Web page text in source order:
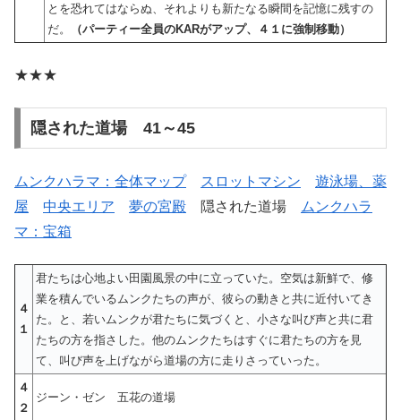
とを恐れてはならぬ、それよりも新たなる瞬間を記憶に残すの
だ。
（パーティー全員のKARがアップ、４１に強制移動）
★★★
隠された道場 41～45
ムンクハラマ：全体マップ スロットマシン
遊泳場、薬
屋
中央エリア 夢の宮殿 隠された道場
ムンクハラ
マ：宝箱
４
１
君たちは心地よい田園風景の中に立っていた。空気は新鮮で、修
業を積んでいるムンクたちの声が、彼らの動きと共に近付いてき
た。と、若いムンクが君たちに気づくと、小さな叫び声と共に君
たちの方を指さした。他のムンクたちはすぐに君たちの方を見
て、叫び声を上げながら道場の方に走りさっていった。
４
２
ジーン・ゼン 五花の道場